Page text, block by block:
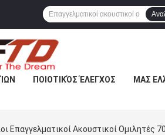
ΠΟΙΟΤΙΚΌΣ ΈΛΕΓΧΟΣ ΜΑΣ
Επαγγελματικοί Ακουστικοί Ομιλητές